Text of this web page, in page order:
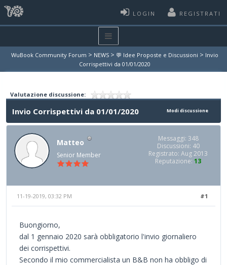
LOGIN REGISTRATI
WuBook Community Forum > NEWS > 💬 Idee Proposte e Discussioni > Invio
Corrispettivi da 01/01/2020
Valutazione discussione:
Modi discussione
Invio Corrispettivi da 01/01/2020
Matteo
Senior Member
Messaggi: 348
Discussioni: 40
Registrato: Aug 2013
Reputazione: 13
#1
11-19-2019, 03:32 PM
Buongiorno,
dal 1 gennaio 2020 sarà obbligatorio l'invio giornaliero
dei corrispettivi.
Secondo il mio commercialista un B&B non ha obbligo di